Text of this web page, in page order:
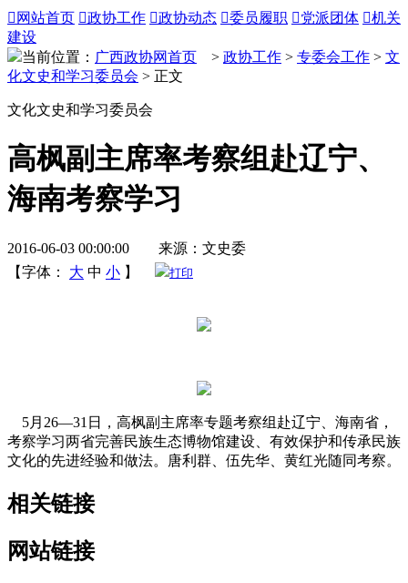
 网站首页 政协工作 政协动态 委员履职 党派团体 机关
建设
当前位置： 广西政协网首页 > 政协工作 > 专委会工作 > 文
化文史和学习委员会 > 正文
文化文史和学习委员会
高枫副主席率考察组赴辽宁、
海南考察学习
2016-06-03 00:00:00 来源：文史委
【字体：
大 中 小 】 打印
5月26—31日，高枫副主席率专题考察组赴辽宁、海南省，
考察学习两省完善民族生态博物馆建设、有效保护和传承民族
文化的先进经验和做法。唐利群、伍先华、黄红光随同考察。
相关链接
网站链接